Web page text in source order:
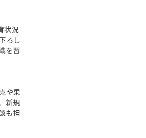
状況
ろし
を習
や果
新規
も担